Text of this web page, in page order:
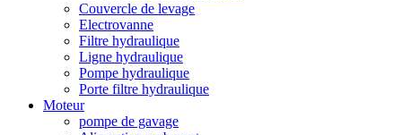
Couvercle de levage
Electrovanne
Filtre hydraulique
Ligne hydraulique
Pompe hydraulique
Porte filtre hydraulique
Moteur
pompe de gavage